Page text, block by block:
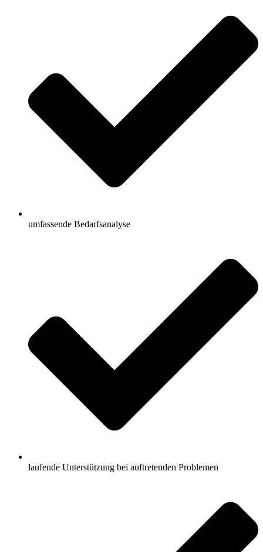
umfassende Bedarfsanalyse
laufende Unterstützung bei auftretenden Problemen